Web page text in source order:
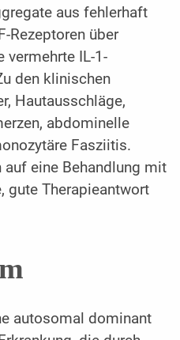
aus fehlerhaft
Rezeptoren über
vermehrte IL-1-
den klinischen
Hautausschläge,
abdominelle
Fasziitis.
auf eine Behandlung mit
gute Therapieantwort
autosomal dominant